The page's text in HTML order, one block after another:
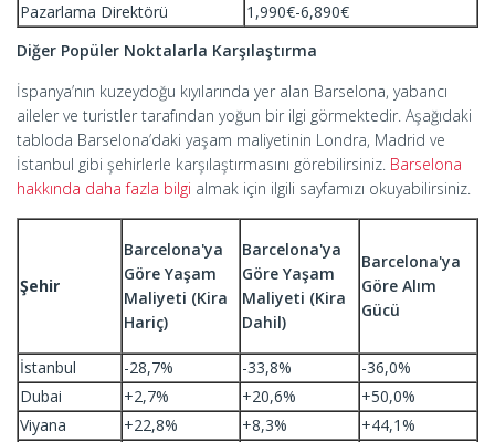
Pazarlama Direktörü
1,990€-6,890€
Diğer Popüler Noktalarla Karşılaştırma
İspanya’nın kuzeydoğu kıyılarında yer alan Barselona, yabancı
aileler ve turistler tarafından yoğun bir ilgi görmektedir. Aşağıdaki
tabloda Barselona’daki yaşam maliyetinin Londra, Madrid ve
İstanbul gibi şehirlerle karşılaştırmasını görebilirsiniz. Barselona
hakkında daha fazla bilgi almak için ilgili sayfamızı okuyabilirsiniz.
Şehir
Barcelona'ya
Göre Yaşam
Maliyeti (Kira
Hariç)
Barcelona'ya
Göre Yaşam
Maliyeti (Kira
Dahil)
Barcelona'ya
Göre Alım
Gücü
İstanbul -28,7% -33,8%
-36,0%
Dubai
+2,7% +20,6%
+50,0%
Viyana
+22,8% +8,3%
+44,1%